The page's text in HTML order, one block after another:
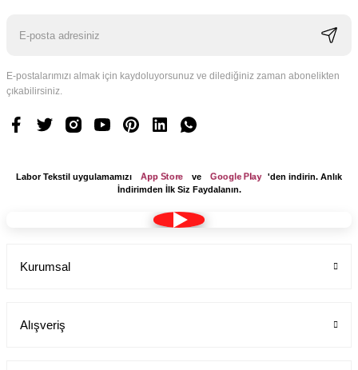
E-postalarımızı almak için kaydoluyorsunuz ve dilediğiniz zaman abonelikten
çıkabilirsiniz.
Labor Tekstil uygulamamızı App Store ve Google Play
'den indirin. Anlık
İndirimden İlk Siz Faydalanın.
Kurumsal
Alışveriş